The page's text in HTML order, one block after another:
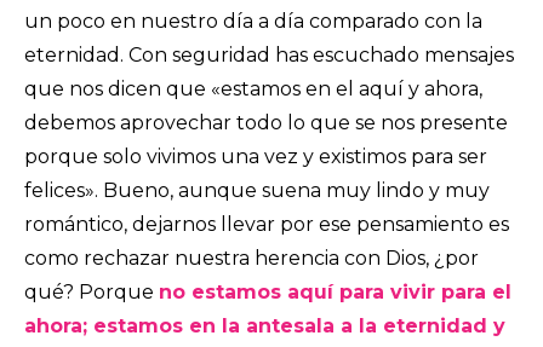
un poco en nuestro día a día comparado con la
eternidad. Con seguridad has escuchado mensajes
que nos dicen que «estamos en el aquí y ahora,
debemos aprovechar todo lo que se nos presente
porque solo vivimos una vez y existimos para ser
felices». Bueno, aunque suena muy lindo y muy
romántico, dejarnos llevar por ese pensamiento es
como rechazar nuestra herencia con Dios, ¿por
qué? Porque no estamos aquí para vivir para el
ahora; estamos en la antesala a la eternidad y